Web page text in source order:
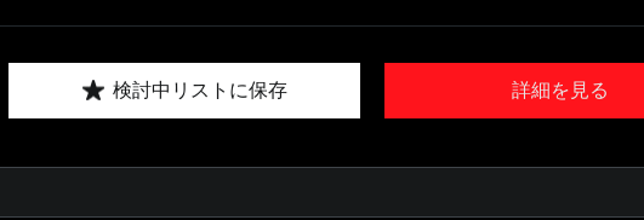
詳細を見る
検討中リストに保存